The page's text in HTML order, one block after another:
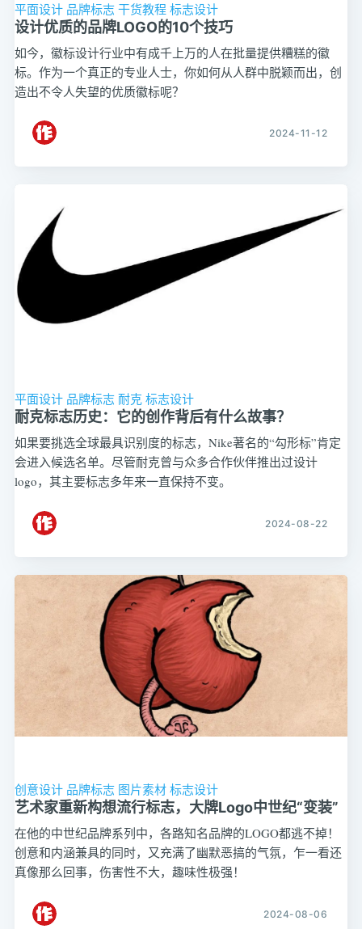
平面设计 品牌标志 干货教程 标志设计
设计优质的品牌LOGO的10个技巧
如今，徽标设计行业中有成千上万的人在批量提供糟糕的徽
标。作为一个真正的专业人士，你如何从人群中脱颖而出，创
造出不令人失望的优质徽标呢？
2024-11-12
平面设计 品牌标志 耐克 标志设计
耐克标志历史：它的创作背后有什么故事？
如果要挑选全球最具识别度的标志，Nike著名的“勾形标”肯定
会进入候选名单。尽管耐克曾与众多合作伙伴推出过设计
logo，其主要标志多年来一直保持不变。
2024-08-22
创意设计 品牌标志 图片素材 标志设计
艺术家重新构想流行标志，大牌Logo中世纪“变装”
在他的中世纪品牌系列中，各路知名品牌的LOGO都逃不掉！
创意和内涵兼具的同时，又充满了幽默恶搞的气氛，乍一看还
真像那么回事，伤害性不大，趣味性极强！
2024-08-06